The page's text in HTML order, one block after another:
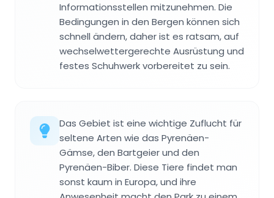
Informationsstellen mitzunehmen. Die
Bedingungen in den Bergen können sich
schnell ändern, daher ist es ratsam, auf
wechselwettergerechte Ausrüstung und
festes Schuhwerk vorbereitet zu sein.
Das Gebiet ist eine wichtige Zuflucht für
seltene Arten wie das Pyrenäen-
Gämse, den Bartgeier und den
Pyrenäen-Biber. Diese Tiere findet man
sonst kaum in Europa, und ihre